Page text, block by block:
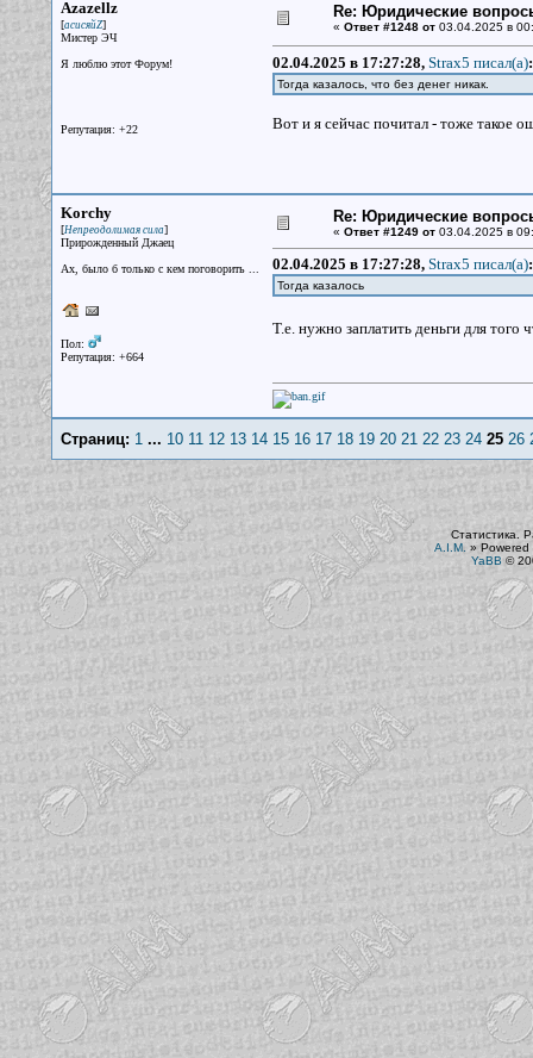
Azazellz
[асисяйZ]
Мистер ЭЧ
Я люблю этот Форум!
Репутация: +22
Re: Юридические
« Ответ #1248 от03.04.2025 в
02.04.2025 в 17:27:28, Strax5 писал(a):
Тогда казалось, что без денег никак.
Вот и я сейчас почитал - тоже такое
Korchy
[Непреодолимая сила]
Прирожденный Джаец
Ах, было б только с кем поговорить ...
Пол:
Репутация: +664
Re: Юридические
« Ответ #1249 от03.04.2025 в
02.04.2025 в 17:27:28, Strax5 писал(a):
Тогда казалось
Т.е. нужно заплатить деньги для того
Страниц: 1... 10 11 12 13 14 15 16 17 18 19 20 21 22 23 24 25 26
Статистика.
A.I.M. »Powered
YaBB ©